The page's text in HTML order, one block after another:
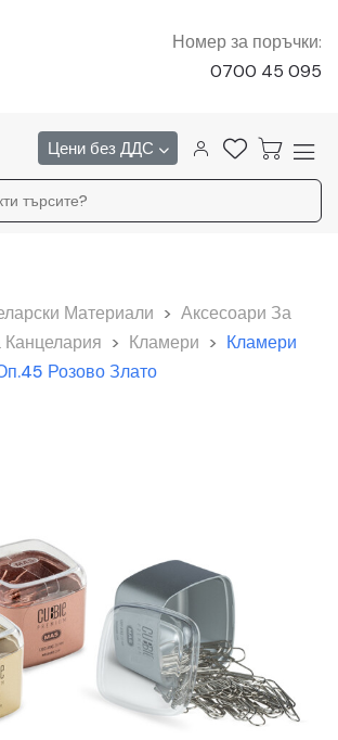
Номер за поръчки:
0700 45 095
Цени без ДДС
Материали > Аксесоари За
> Кламери > Кламери
Розово Злато